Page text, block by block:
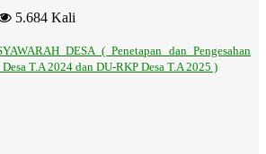
5.684 Kali
DESA ( Penetapan dan Pengesahan
T.A 2024 dan DU-RKP Desa T.A 2025 )